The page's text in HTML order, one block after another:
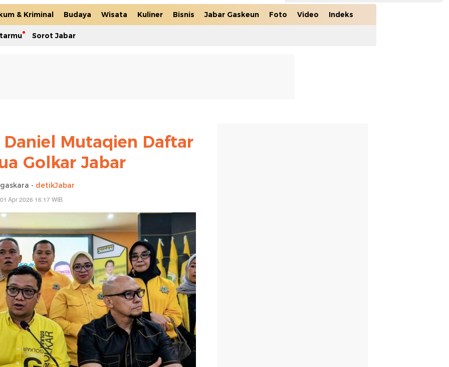
& Kriminal Budaya Wisata Kuliner Bisnis Jabar Gaskeun Foto Video Indeks
Sorot Jabar
Daniel Mutaqien Daftar
Golkar Jabar
- detikJabar
Apr 2026 16:17 WIB